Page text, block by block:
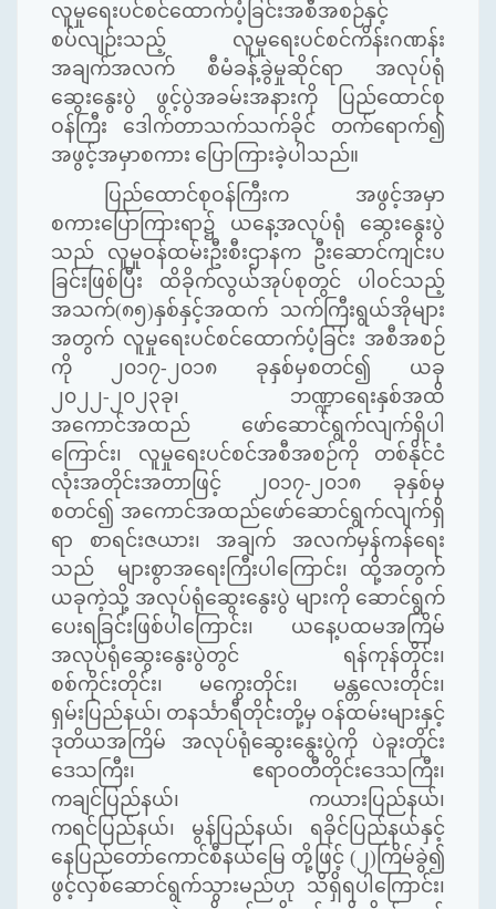
လူမှုရေးပင်စင်ထောက်ပံ့ခြင်းအစီအစဉ်နှင့်
စပ်လျဉ်းသည့် လူမှုရေးပင်စင်ကိန်းဂဏန်း
အချက်အလက် စီမံခန့်ခွဲမှုဆိုင်ရာ အလုပ်ရုံ
ဆွေးနွေးပွဲ ဖွင့်ပွဲအခမ်းအနားကို ပြည်ထောင်စု
ဝန်ကြီး ဒေါက်တာသက်သက်ခိုင် တက်ရောက်၍
အဖွင့်အမှာစကား ပြောကြားခဲ့ပါသည်။
ပြည်ထောင်စုဝန်ကြီးက အဖွင့်အမှာ
စကားပြောကြားရာ၌ ယနေ့အလုပ်ရုံ ဆွေးနွေးပွဲ
သည် လူမှုဝန်ထမ်းဦးစီးဌာနက ဦးဆောင်ကျင်းပ
ခြင်းဖြစ်ပြီး ထိခိုက်လွယ်အုပ်စုတွင် ပါဝင်သည့်
အသက်(၈၅)နှစ်နှင့်အထက် သက်ကြီးရွယ်အိုများ
အတွက် လူမှုရေးပင်စင်ထောက်ပံ့ခြင်း အစီအစဉ်
ကို ၂၀၁၇-၂၀၁၈ ခုနှစ်မှစတင်၍ ယခု
၂၀၂၂-၂၀၂၃ခု၊ ဘဏ္ဍာရေးနှစ်အထိ
အကောင်အထည် ဖော်ဆောင်ရွက်လျက်ရှိပါ
ကြောင်း၊ လူမှုရေးပင်စင်အစီအစဉ်ကို တစ်နိုင်ငံ
လုံးအတိုင်းအတာဖြင့် ၂၀၁၇-၂၀၁၈ ခုနှစ်မှ
စတင်၍ အကောင်အထည်ဖော်ဆောင်ရွက်လျက်ရှိ
ရာ စာရင်းဇယား၊ အချက် အလက်မှန်ကန်ရေး
သည် များစွာအရေးကြီးပါကြောင်း၊ ထို့အတွက်
ယခုကဲ့သို့ အလုပ်ရုံဆွေးနွေးပွဲ များကို ဆောင်ရွက်
ပေးရခြင်းဖြစ်ပါကြောင်း၊ ယနေ့ပထမအကြိမ်
အလုပ်ရုံဆွေးနွေးပွဲတွင် ရန်ကုန်တိုင်း၊
စစ်ကိုင်းတိုင်း၊ မကွေးတိုင်း၊ မန္တလေးတိုင်း၊
ရှမ်းပြည်နယ်၊ တနင်္သာရီတိုင်းတို့မှ ဝန်ထမ်းများနှင့်
ဒုတိယအကြိမ် အလုပ်ရုံဆွေးနွေးပွဲကို ပဲခူးတိုင်း
ဒေသကြီး၊ ဧရာဝတီတိုင်းဒေသကြီး၊
ကချင်ပြည်နယ်၊ ကယားပြည်နယ်၊
ကရင်ပြည်နယ်၊ မွန်ပြည်နယ်၊ ရခိုင်ပြည်နယ်နှင့်
နေပြည်တော်ကောင်စီနယ်မြေ တို့ဖြင့် (၂)ကြိမ်ခွဲ၍
ဖွင့်လှစ်ဆောင်ရွက်သွားမည်ဟု သိရှိရပါကြောင်း၊